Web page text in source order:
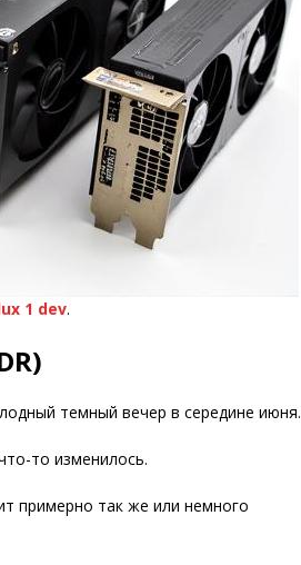
1 dev.
темный вечер в середине июня.
то изменилось.
примерно так же или немного